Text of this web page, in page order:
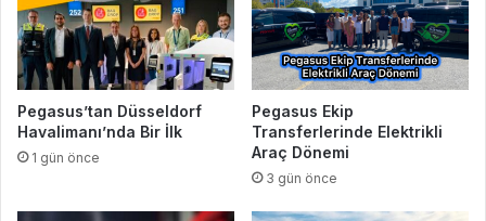
Pegasus’tan Düsseldorf
Havalimanı’nda Bir İlk
1 gün önce
Pegasus Ekip
Transferlerinde Elektrikli
Araç Dönemi
3 gün önce